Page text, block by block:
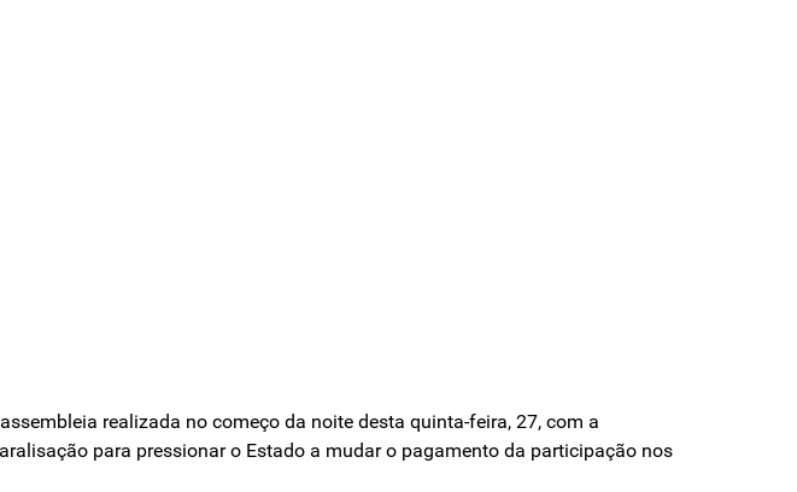
realizada no começo da noite desta quinta-feira, 27, com a
para pressionar o Estado a mudar o pagamento da participação nos